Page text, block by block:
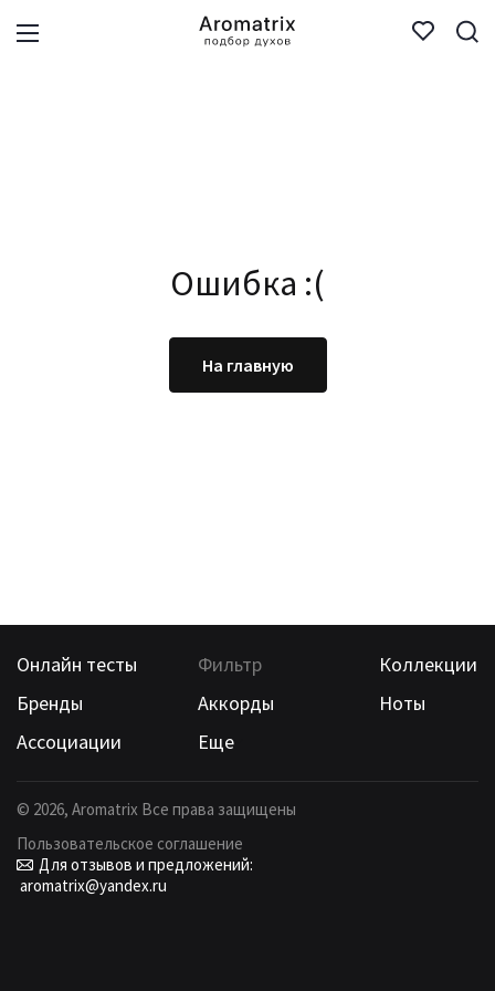
Ошибка :(
На главную
Онлайн тесты Фильтр
Коллекции
Бренды
Аккорды
Ноты
Ассоциации
Еще
© 2026, Aromatrix Все права защищены
Пользовательское соглашение
Для отзывов и предложений:
aromatrix@yandex.ru